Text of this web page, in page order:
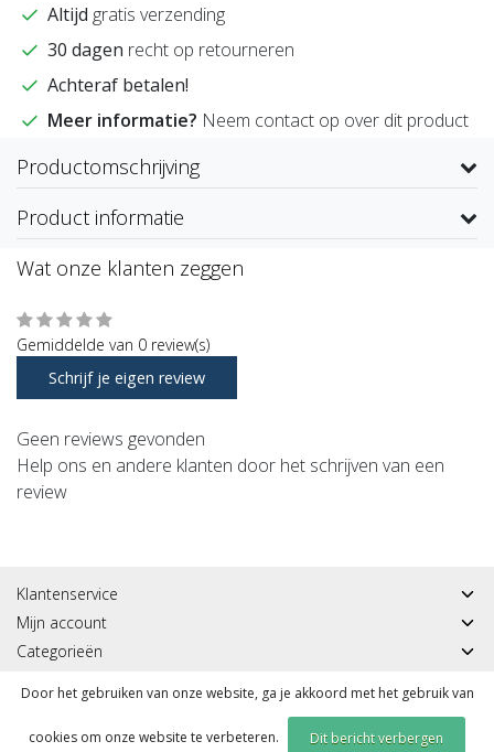
Altijd gratis verzending
30 dagen recht op retourneren
Achteraf betalen!
Meer informatie? Neem contact op over dit product
Productomschrijving
Product informatie
Wat onze klanten zeggen
Gemiddelde van 0 review(s)
Schrijf je eigen review
Geen reviews gevonden
Help ons en andere klanten door het schrijven van een
review
Klantenservice
Mijn account
Categorieën
© Copyright 2026 - Sportmeddirect | RealisatieInStijl Media
Door het gebruiken van onze website, ga je akkoord met het gebruik van
cookies om onze website te verbeteren. Dit bericht verbergen